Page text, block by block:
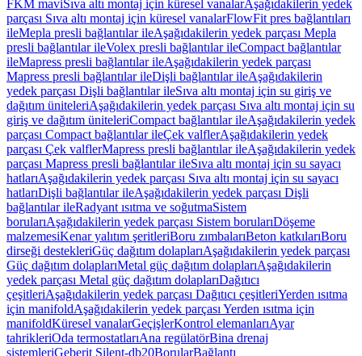
FKM maviSıva altı montaj için küresel vanalarAşağıdakilerin yedek
parçası Sıva altı montaj için küresel vanalarFlowFit pres bağlantıları
ileMepla presli bağlantılar ileAşağıdakilerin yedek parçası Mepla
presli bağlantılar ileVolex presli bağlantılar ileCompact bağlantılar
ileMapress presli bağlantılar ileAşağıdakilerin yedek parçası
Mapress presli bağlantılar ileDişli bağlantılar ileAşağıdakilerin
yedek parçası Dişli bağlantılar ileSıva altı montaj için su giriş ve
dağıtım üniteleriAşağıdakilerin yedek parçası Sıva altı montaj için su
giriş ve dağıtım üniteleriCompact bağlantılar ileAşağıdakilerin yedek
parçası Compact bağlantılar ileÇek valflerAşağıdakilerin yedek
parçası Çek valflerMapress presli bağlantılar ileAşağıdakilerin yedek
parçası Mapress presli bağlantılar ileSıva altı montaj için su sayacı
hatlarıAşağıdakilerin yedek parçası Sıva altı montaj için su sayacı
hatlarıDişli bağlantılar ileAşağıdakilerin yedek parçası Dişli
bağlantılar ileRadyant ısıtma ve soğutmaSistem
borularıAşağıdakilerin yedek parçası Sistem borularıDöşeme
malzemesiKenar yalıtım şeritleriBoru zımbalarıBeton katkılarıBoru
dirseği destekleriGüç dağıtım dolaplarıAşağıdakilerin yedek parçası
Güç dağıtım dolaplarıMetal güç dağıtım dolaplarıAşağıdakilerin
yedek parçası Metal güç dağıtım dolaplarıDağıtıcı
çeşitleriAşağıdakilerin yedek parçası Dağıtıcı çeşitleriYerden ısıtma
için manifoldAşağıdakilerin yedek parçası Yerden ısıtma için
manifoldKüresel vanalarGeçişlerKontrol elemanlarıAyar
tahrikleriOda termostatlarıAna regülatörBina drenaj
sistemleriGeberit Silent-db20BorularBağlantı